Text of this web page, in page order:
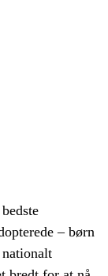
– børn